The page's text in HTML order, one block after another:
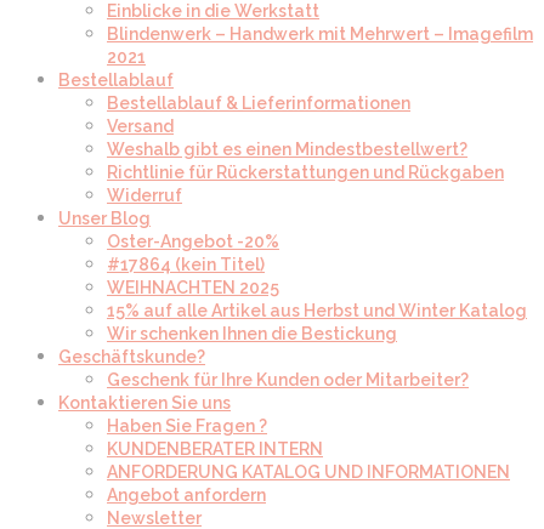
Einblicke in die Werkstatt
Blindenwerk – Handwerk mit Mehrwert – Imagefilm
2021
Bestellablauf
Bestellablauf & Lieferinformationen
Versand
Weshalb gibt es einen Mindestbestellwert?
Richtlinie für Rückerstattungen und Rückgaben
Widerruf
Unser Blog
Oster-Angebot -20%
#17864 (kein Titel)
WEIHNACHTEN 2025
15% auf alle Artikel aus Herbst und Winter Katalog
Wir schenken Ihnen die Bestickung
Geschäftskunde?
Geschenk für Ihre Kunden oder Mitarbeiter?
Kontaktieren Sie uns
Haben Sie Fragen ?
KUNDENBERATER INTERN
ANFORDERUNG KATALOG UND INFORMATIONEN
Angebot anfordern
Newsletter